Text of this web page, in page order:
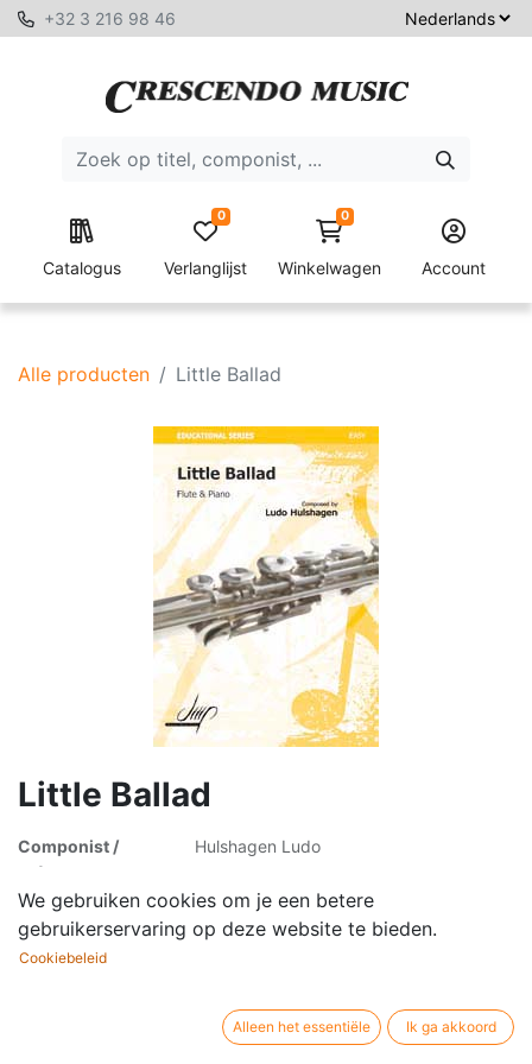
+32 3 216 98 46
Catalogus Verlanglijst
0 0
Winkelwagen Account
Alle producten Little Ballad
Little Ballad
Componist /
auteur:
Hulshagen Ludo
Bezetting:
Dwarsfluit en piano
Uitgever / merk:
Digital Music Print
Artikelsoort:
Muziekpartituur
We gebruiken cookies om je een betere
gebruikerservaring op deze website te bieden.
Cookiebeleid
Alleen het essentiële Ik ga akkoord